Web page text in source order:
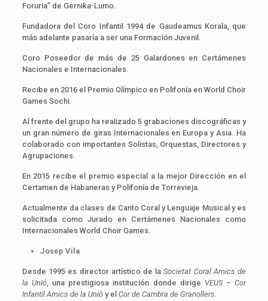
Foruria” de Gernika-Lumo.
Fundadora del Coro Infantil 1994 de Gaudeamus Korala, que
más adelante pasaría a ser una Formación Juvenil.
Coro Poseedor de más de 25 Galardones en Certámenes
Nacionales e Internacionales.
Recibe en 2016 el Premio Olímpico en Polifonía en World Choir
Games Sochi.
Al frente del grupo ha realizado 5 grabaciones discográficas y
un gran número de giras Internacionales en Europa y Asia. Ha
colaborado con importantes Solistas, Orquestas, Directores y
Agrupaciones.
En 2015 recibe el premio especial a la mejor Dirección en el
Certamen de Habaneras y Polifonía de Torrevieja.
Actualmente da clases de Canto Coral y Lenguaje Musical y es
solicitada como Jurado en Certámenes Nacionales como
Internacionales World Choir Games.
Josep Vila
Desde 1995 es director artístico de laSocietat Coral Amics de
la Unió, una prestigiosa institución donde dirige VEUS – Cor
Infantil Amics de la Unióy el Cor de Cambra de Granollers